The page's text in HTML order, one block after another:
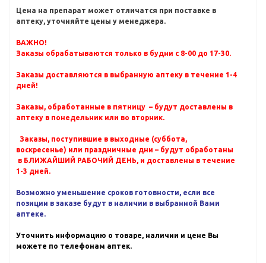
Цена на препарат может отличатся при поставке в
аптеку, уточняйте цены у менеджера.
ВАЖНО!
Заказы обрабатываются только в будни с 8-00 до 17-30.
Заказы доставляются в выбранную аптеку в течение 1-4
дней!
Заказы, обработанные в пятницу – будут доставлены в
аптеку в понедельник или во вторник.
Заказы, поступившие в выходные (суббота,
воскресенье) или праздничные дни – будут обработаны
в БЛИЖАЙШИЙ РАБОЧИЙ ДЕНЬ, и доставлены в течение
1-3 дней.
Возможно уменьшение сроков готовности, если все
позиции в заказе будут в наличии в выбранной Вами
аптеке.
Уточнить информацию о товаре, наличии и цене Вы
можете по телефонам аптек.